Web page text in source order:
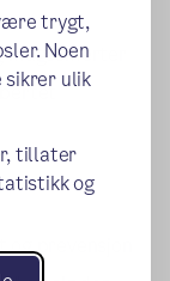
trygt,
Noen
sikrer ulik
tillater
og
prevensjon